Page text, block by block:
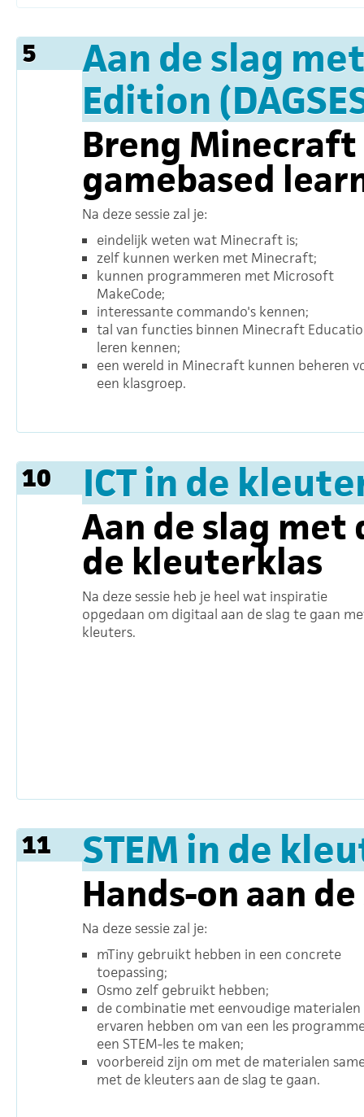
5
Aan de slag
Edition
Breng
gamebased
Na deze sessie zal je:
eindelijk weten wat Minecraft is;
zelf kunnen werken met Minecraft;
kunnen programmeren met Microsoft
MakeCode;
interessante commando's kennen;
tal van functies binnen Minecraft
leren kennen;
een wereld in Minecraft kunnen beheren
een klasgroep.
10 ICT in de
Aan de slag
de kleuterklas
Na deze sessie heb je heel wat inspiratie
opgedaan om digitaal aan de slag te gaan
kleuters.
11 STEM in de
Hands-on aan
Na deze sessie zal je:
mTiny gebruikt hebben in een concrete
toepassing;
Osmo zelf gebruikt hebben;
de combinatie met eenvoudige materialen
ervaren hebben om van een les
een STEM-les te maken;
voorbereid zijn om met de materialen
met de kleuters aan de slag te gaan.